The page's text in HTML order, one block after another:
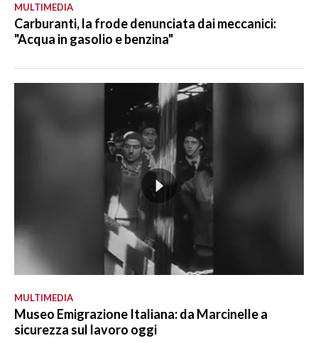
MULTIMEDIA
Carburanti, la frode denunciata dai meccanici:
"Acqua in gasolio e benzina"
MULTIMEDIA
Museo Emigrazione Italiana: da Marcinelle a
sicurezza sul lavoro oggi